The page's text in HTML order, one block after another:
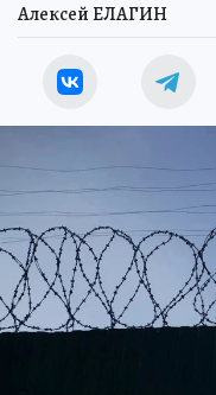
Алексей ЕЛАГИН